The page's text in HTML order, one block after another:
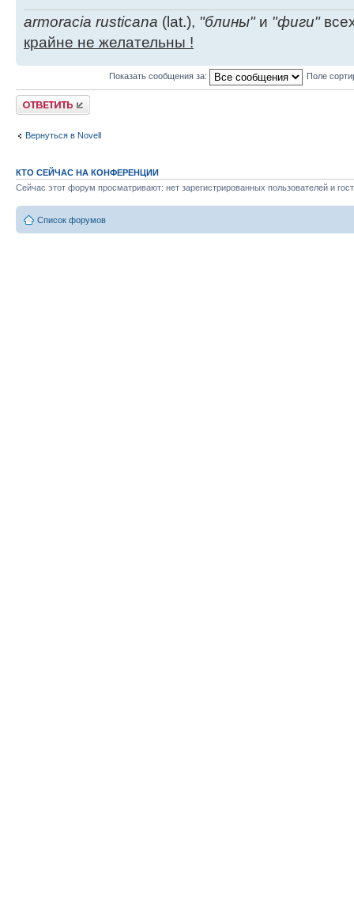
armoracia rusticana (lat.), "блины"и "фиги"
крайне не желательны !
Показать сообщения за: Поле
Ответить
Вернуться в Novell
КТО СЕЙЧАС НА КОНФЕРЕНЦИИ
Сейчас этот форум просматривают: нет зарегистрированных пользователей и
Список форумов